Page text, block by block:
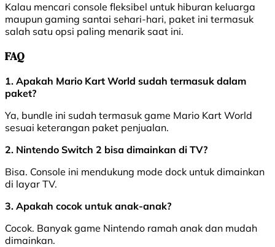
Kalau mencari console fleksibel untuk hiburan keluarga
maupun gaming santai sehari-hari, paket ini termasuk
salah satu opsi paling menarik saat ini.
FAQ
1. Apakah Mario Kart World sudah termasuk dalam
paket?
Ya, bundle ini sudah termasuk game Mario Kart World
sesuai keterangan paket penjualan.
2. Nintendo Switch 2 bisa dimainkan di TV?
Bisa. Console ini mendukung mode dock untuk dimainkan
di layar TV.
3. Apakah cocok untuk anak-anak?
Cocok. Banyak game Nintendo ramah anak dan mudah
dimainkan.